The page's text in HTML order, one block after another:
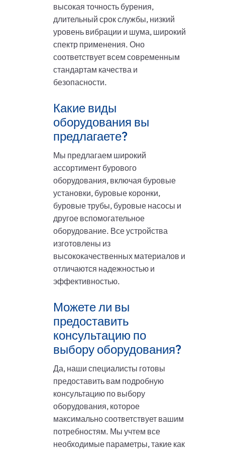
высокая точность бурения,
длительный срок службы, низкий
уровень вибрации и шума, широкий
спектр применения. Оно
соответствует всем современным
стандартам качества и
безопасности.
Какие виды
оборудования вы
предлагаете?
Мы предлагаем широкий
ассортимент бурового
оборудования, включая буровые
установки, буровые коронки,
буровые трубы, буровые насосы и
другое вспомогательное
оборудование. Все устройства
изготовлены из
высококачественных материалов и
отличаются надежностью и
эффективностью.
Можете ли вы
предоставить
консультацию по
выбору оборудования?
Да, наши специалисты готовы
предоставить вам подробную
консультацию по выбору
оборудования, которое
максимально соответствует вашим
потребностям. Мы учтем все
необходимые параметры, такие как